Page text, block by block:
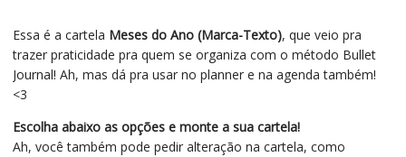
Essa é a cartela Meses do Ano (Marca-Texto), que veio pra
trazer praticidade pra quem se organiza com o método Bullet
Journal! Ah, mas dá pra usar no planner e na agenda também!
<3
Escolha abaixo as opções e monte a sua cartela!
Ah, você também pode pedir alteração na cartela, como